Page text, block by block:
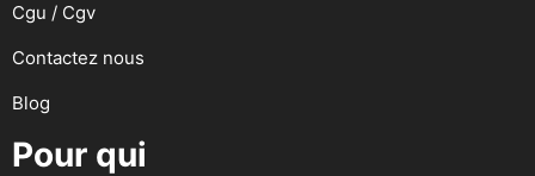
Cgu / Cgv
Contactez nous
Blog
Pour qui